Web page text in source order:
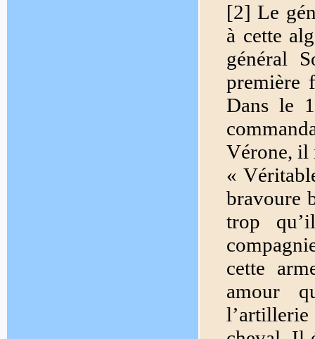
[2] Le
à cette
général
première
Dans le
Vérone, il
«
bravoure
trop
cette
amour